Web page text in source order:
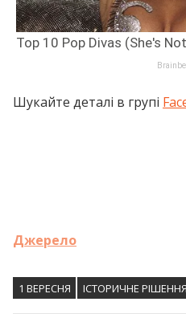
Шукайте деталі в групі
Джерело
1 ВЕРЕСНЯ ІСТОРИЧНЕ РІШЕННЯ